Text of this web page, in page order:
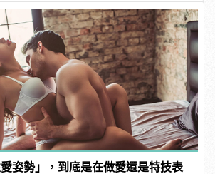
姿勢」，到底是在做愛還是特技表